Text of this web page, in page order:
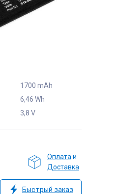
1700 mAh
6,46 Wh
3,8 V
Быстрый заказ
Оплата и
Доставка